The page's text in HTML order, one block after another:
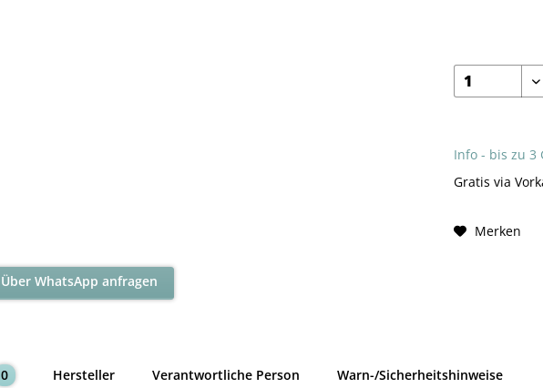
Info - bis zu 3
Gratis via
Merken
Über WhatsApp anfragen
0 Hersteller Verantwortliche Person Warn-/Sicherheitshinweise